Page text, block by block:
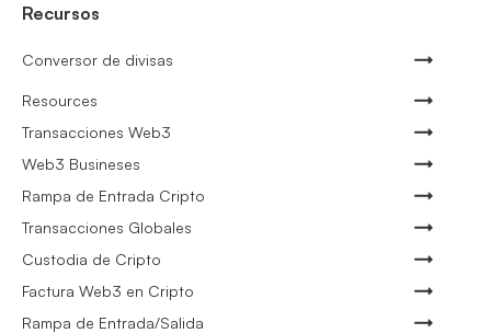
Recursos
Conversor de divisas
Resources
Transacciones Web3
Web3 Busineses
Rampa de Entrada Cripto
Transacciones Globales
Custodia de Cripto
Factura Web3 en Cripto
Rampa de Entrada/Salida